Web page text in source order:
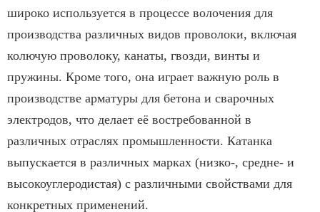
широко используется в процессе волочения для
производства различных видов проволоки, включая
колючую проволоку, канаты, гвозди, винты и
пружины. Кроме того, она играет важную роль в
производстве арматуры для бетона и сварочных
электродов, что делает её востребованной в
различных отраслях промышленности. Катанка
выпускается в различных марках (низко-, средне- и
высокоуглеродистая) с различными свойствами для
конкретных применений.